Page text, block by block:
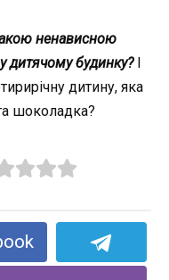
ненависною
дитячому будинку?І
дитину, яка
шоколадка?